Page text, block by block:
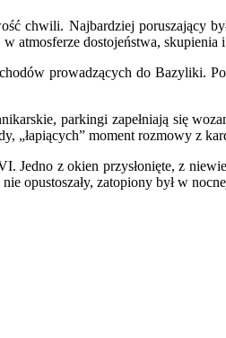
chwili. Najbardziej poruszający
atmosferze dostojeństwa,
prowadzących do Bazyliki.
parkingi zapełniają się
„łapiących” moment rozmowy z
Jedno z okien przysłonięte, z
opustoszały, zatopiony był w